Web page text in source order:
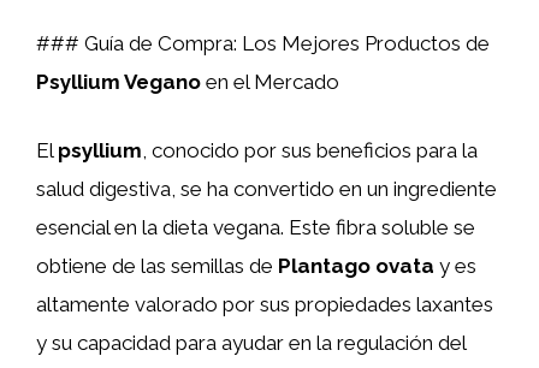
### Guía de Compra: Los Mejores Productos de
Psyllium Vegano en el Mercado
El psyllium, conocido por sus beneficios para la
salud digestiva, se ha convertido en un ingrediente
esencial en la dieta vegana. Este fibra soluble se
obtiene de las semillas de Plantago ovata y es
altamente valorado por sus propiedades laxantes
y su capacidad para ayudar en la regulación del